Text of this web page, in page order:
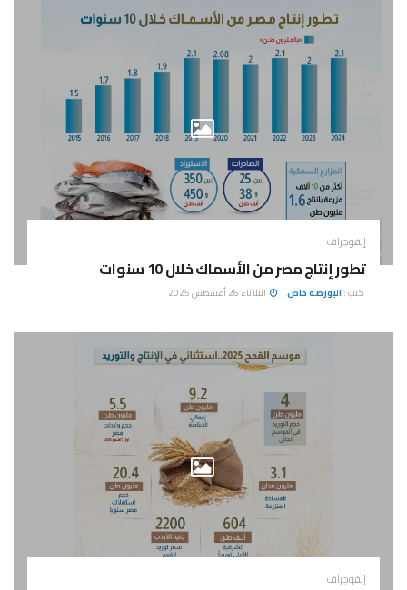
إنفوجراف
تطور إنتاج مصر من الأسماك خلال 10 سنوات
كتب : البورصة خاص الثلاثاء 26 أغسطس 2025
إنفوجراف